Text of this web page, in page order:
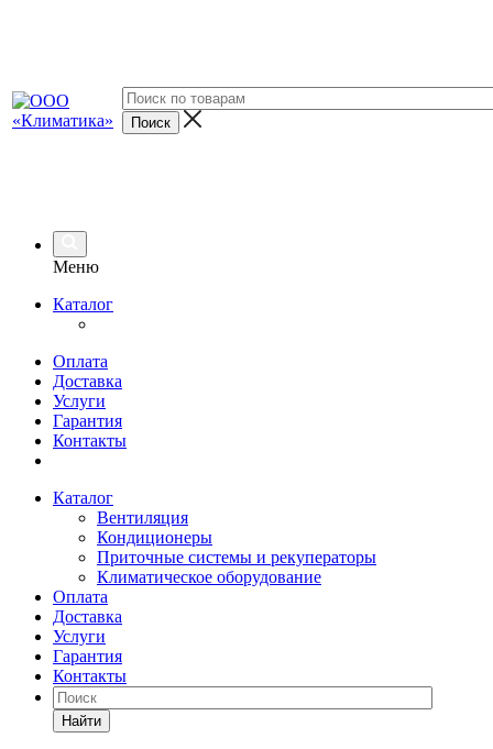
Меню
Каталог
Оплата
Доставка
Услуги
Гарантия
Контакты
Каталог
Вентиляция
Кондиционеры
Приточные системы и рекуператоры
Климатическое оборудование
Оплата
Доставка
Услуги
Гарантия
Контакты
Найти